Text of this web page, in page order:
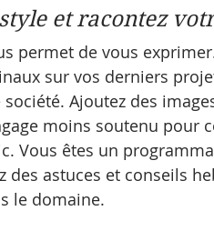
et racontez
permet de vous
sur vos derniers
Ajoutez des
moins soutenu pour
Vous êtes un
astuces et conseils
le domaine.